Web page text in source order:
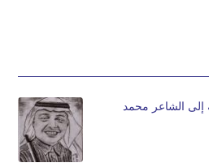
إلى الشاعر محمد